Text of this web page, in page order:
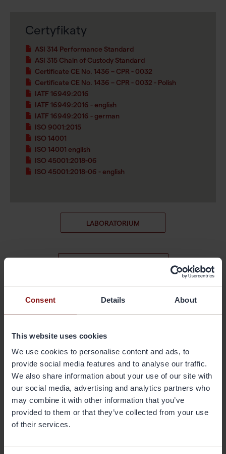
Consent Details About
This website uses cookies
We use cookies to personalise content and ads, to
provide social media features and to analyse our traffic.
We also share information about your use of our site with
our social media, advertising and analytics partners who
may combine it with other information that you’ve
provided to them or that they’ve collected from your use
of their services.
Certyfikaty
ASI 314 Performance Standard
ASI 315 Chain of Custody Standard
Certificate CE No. 1436 – CPR - 0032
Certificate CE No. 1436 – CPR - 0032 - Polish
IATF 16949:2016
IATF 16949:2016 - english
IATF 16949:2016 - german
ISO 9001:2015
ISO 14001
ISO 14001 english
ISO 45001:2018-06
ISO 45001:2018-06 - english
LABORATORIUM
STRATEGIE PODATKOWE
Dokumenty do pobrania
Gränges Code of Conduct - polish
Gränges' Code of Conduct
Gränges’ Supplier Code of Conduct